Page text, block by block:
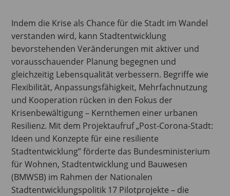
Indem die Krise als Chance für die Stadt im Wandel
verstanden wird, kann Stadtentwicklung
bevorstehenden Veränderungen mit aktiver und
vorausschauender Planung begegnen und
gleichzeitig Lebensqualität verbessern. Begriffe wie
Flexibilität, Anpassungsfähigkeit, Mehrfachnutzung
und Kooperation rücken in den Fokus der
Krisenbewältigung – Kernthemen einer urbanen
Resilienz. Mit dem Projektaufruf „Post-Corona-Stadt:
Ideen und Konzepte für eine resiliente
Stadtentwicklung” förderte das Bundesministerium
für Wohnen, Stadtentwicklung und Bauwesen
(BMWSB) im Rahmen der Nationalen
Stadtentwicklungspolitik 17 Pilotprojekte – die